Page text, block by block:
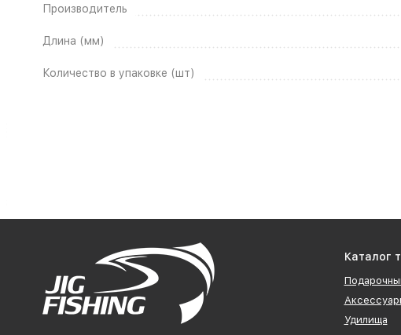
Производитель
Длина (мм)
Количество в упаковке (шт)
Каталог
Удилища